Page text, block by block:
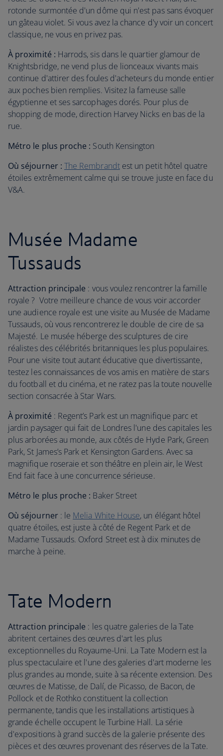
rotonde surmontée d'un dôme qui n'est pas sans évoquer
un gâteau violet. Si vous avez la chance d'y voir un concert
classique, ne vous en privez pas.
À proximité : Harrods, sis dans le quartier glamour de
Knightsbridge, ne vend plus de lionceaux vivants mais
continue d'attirer des foules d'acheteurs du monde entier
aux poches bien remplies. Visitez la fameuse salle
égyptienne et ses sarcophages dorés. Pour plus de
shopping de mode, direction Harvey Nicks en bas de la
rue.
Métro le plus proche : South Kensington
Où séjourner : The Rembrandtest un petit hôtel quatre
étoiles extrêmement calme qui se trouve juste en face du
V&A.
Musée Madame
Tussauds
Attraction principale : vous voulez rencontrer la famille
royale ? Votre meilleure chance de vous voir accorder
une audience royale est une visite au Musée de Madame
Tussauds, où vous rencontrerez le double de cire de sa
Majesté. Le musée héberge des sculptures de cire
réalistes des célébrités britanniques les plus populaires.
Pour une visite tout autant éducative que divertissante,
testez les connaissances de vos amis en matière de stars
du football et du cinéma, et ne ratez pas la toute nouvelle
section consacrée à Star Wars.
À proximité : Regent’s Park est un magnifique parc et
jardin paysager qui fait de Londres l'une des capitales les
plus arborées au monde, aux côtés de Hyde Park, Green
Park, St James’s Park et Kensington Gardens. Avec sa
magnifique roseraie et son théâtre en plein air, le West
End fait face à une concurrence sérieuse.
Métro le plus proche : Baker Street
Où séjourner: le Melia White House, un élégant hôtel
quatre étoiles, est juste à côté de Regent Park et de
Madame Tussauds. Oxford Street est à dix minutes de
marche à peine.
Tate Modern
Attraction principale : les quatre galeries de la Tate
abritent certaines des œuvres d'art les plus
exceptionnelles du Royaume-Uni. La Tate Modern est la
plus spectaculaire et l'une des galeries d'art moderne les
plus grandes au monde, suite à sa récente extension. Des
œuvres de Matisse, de Dalí, de Picasso, de Bacon, de
Pollock et de Rothko constituent la collection
permanente, tandis que les installations artistiques à
grande échelle occupent le Turbine Hall. La série
d'expositions à grand succès de la galerie présente des
pièces et des œuvres provenant des réserves de la Tate.